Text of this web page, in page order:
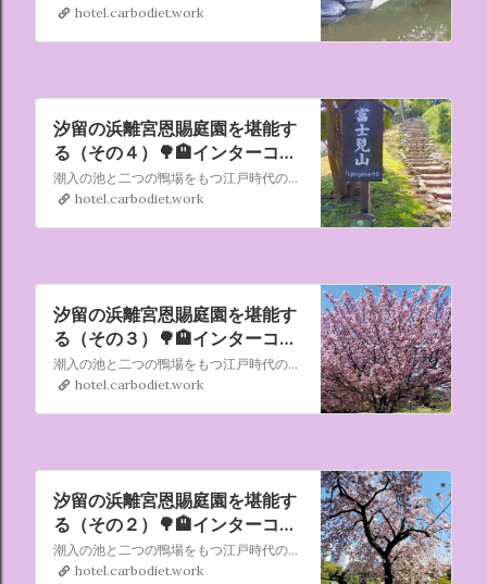
2022/04/09～10
hotel.carbodiet.work
汐留の浜離宮恩賜庭園を堪能す
る（その４）🌳🏨インターコン
チネンタル東京ベイ
2022/04/09～10
潮入の池と二つの鴨場をもつ江戸時代の代表的な大名庭園。潮入の池とは、海水を導き潮の満ち干によって池の趣を変えるもので、海辺の庭園で通常用いられていた様式です。 旧芝離宮恩賜庭園、清澄庭園、旧安田庭園なども昔は潮入の池でした。しかし現在、実際に海水が出入りしているのは、ここだけです。
hotel.carbodiet.work
汐留の浜離宮恩賜庭園を堪能す
る（その３）🌳🏨インターコン
チネンタル東京ベイ
2022/04/09～10
潮入の池と二つの鴨場をもつ江戸時代の代表的な大名庭園。潮入の池とは、海水を導き潮の満ち干によって池の趣を変えるもので、海辺の庭園で通常用いられていた様式です。 旧芝離宮恩賜庭園、清澄庭園、旧安田庭園なども昔は潮入の池でした。しかし現在、実際に海水が出入りしているのは、ここだけです。
hotel.carbodiet.work
汐留の浜離宮恩賜庭園を堪能す
る（その２）🌳🏨インターコン
チネンタル東京ベイ
2022/04/09～10
潮入の池と二つの鴨場をもつ江戸時代の代表的な大名庭園。潮入の池とは、海水を導き潮の満ち干によって池の趣を変えるもので、海辺の庭園で通常用いられていた様式です。 旧芝離宮恩賜庭園、清澄庭園、旧安田庭園なども昔は潮入の池でした。しかし現在、実際に海水が出入りしているのは、ここだけです。
hotel.carbodiet.work